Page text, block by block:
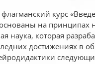
курс
на принципах
наука, которая
достижениях в